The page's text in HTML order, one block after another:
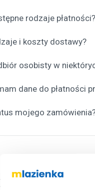
rodzaje płatności?
i koszty dostawy?
osobisty w
dane do płatności
mojego
SIĘ Z